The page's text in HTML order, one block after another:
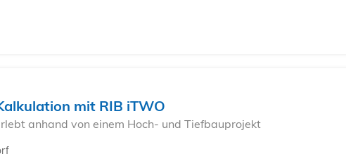
mit RIB iTWO
anhand von einem Hoch- und Tiefbauprojekt